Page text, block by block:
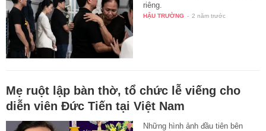
riêng.
HẬU TRƯỜNG - 2 năm trước
Mẹ ruột lập bàn thờ, tổ chức lễ viếng cho
diễn viên Đức Tiến tại Việt Nam
Những hình ảnh đầu tiên bên